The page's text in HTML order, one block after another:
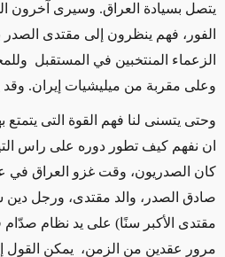
يتصل بسيادة العراق. وسيرى آخرون
الفور، فهم ينظرون إلى مقتدى الصدر
الزعماء المنتخبين في المستقبل
وعلى مقربة من ميليشيات إيران.
وحتى يتسنى لنا فهم القوة التى يتمتع
ان نفهم كيف تطور دوره على راس
صادق الصدر، والد مقتدى، ورجل
مرور عقدين من الزمن، يمكن القول إن